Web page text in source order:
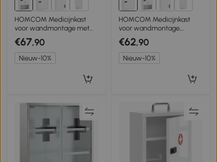
3+
HOMCOM Medicijnkast
voor wandmontage met
cijferslot en sleutel, 3-laags,
afsluitbaar, wit
€67,90
Nieuw-10%
3+
HOMCOM Medicijnkast
voor wandmontage,
badkamerkast met
cijferslot, deur en
opbergvakken, Wit
€62,90
Nieuw-10%